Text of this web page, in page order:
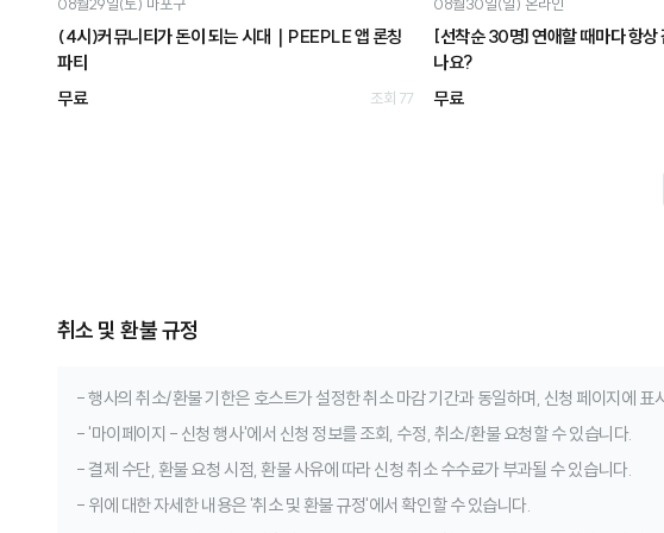
(4시)커뮤니티가 돈이 되는 시대｜PEEPLE 앱 론칭
파티
무료
조회 77
[선착순 30명] 연애할 때마다 항상
나요?
무료
취소 및 환불 규정
- 행사의 취소/환불 기한은 호스트가 설정한 취소 마감 기간과 동일하며, 신청 페이지에 표
- '마이페이지 - 신청 행사'에서 신청 정보를 조회, 수정, 취소/환불 요청할 수 있습니다.
- 결제 수단, 환불 요청 시점, 환불 사유에 따라 신청 취소 수수료가 부과될 수 있습니다.
- 위에 대한 자세한 내용은 '취소 및 환불 규정'에서 확인할 수 있습니다.